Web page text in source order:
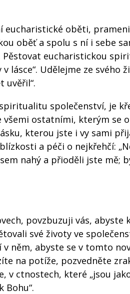
eucharistické oběti,
oběť a spolu s ní i sebe
eucharistickou
Udělejme ze svého
uvěřil“.
společenství, je
ostatními, kterým se
kterou jste i vy sami
a péči o nejkřehčí:
nahý a přioděli jste mě;
povzbuzuji vás, abyste
své životy ve
něm, abyste se v tomto
na potíže, pozvedněte
v ctnostech, které „jsou
Bohu“.